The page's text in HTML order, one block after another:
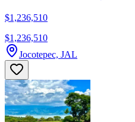
$1,236,510
$1,236,510
Jocotepec, JAL